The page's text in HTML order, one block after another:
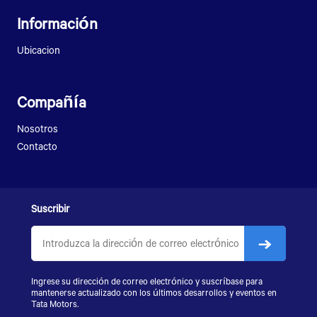
ULTRA T.6
ULTRA T.11
PRIMA 4438.S
Información
Ubicacion
Compañía
Nosotros
Contacto
Suscribir
Ingrese su dirección de correo electrónico y suscríbase para
mantenerse actualizado con los últimos desarrollos y eventos en
Tata Motors.